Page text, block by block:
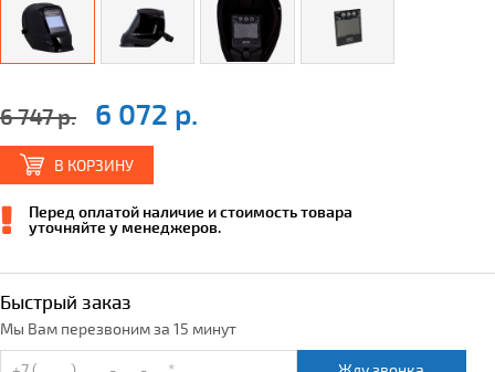
6 747 р. 6 072 р.
В КОРЗИНУ
Перед оплатой наличие и стоимость товара
уточняйте у менеджеров.
Быстрый заказ
Мы Вам перезвоним за 15 минут